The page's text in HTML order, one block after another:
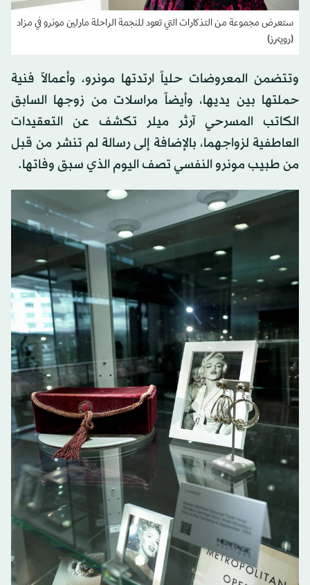
ستعرض مجموعة من التذكارات التي تعود للنجمة الراحلة مارلين مونرو في مزاد
(رويترز)
وتتضمن المعروضات حلياً ارتدتها مونرو، وأعمالاً فنية
حملتها بين يديها، ‌وأيضاً مراسلات من زوجها السابق
الكاتب المسرحي آرثر ميلر تكشف عن التعقيدات
العاطفية ⁠لزواجهما، ⁠بالإضافة إلى رسالة لم تنشر من قبل
من طبيب مونرو النفسي تصف اليوم الذي سبق وفاتها.